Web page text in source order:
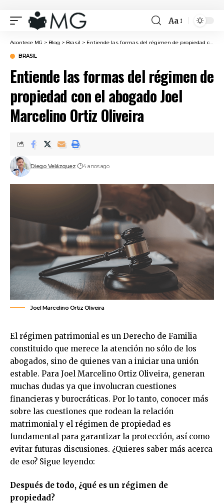
Font
Resizer
Aa
Acontece MG > Blog > Brasil > Entiende las formas del régimen de propiedad con el abogado Joel Marcelino Ortiz Oliveira
BRASIL
Entiende las formas del régimen de
propiedad con el abogado Joel
Marcelino Ortiz Oliveira
Diego Velázquez 4 anos ago
Joel Marcelino Ortiz Oliveira
El régimen patrimonial es un Derecho de Familia
constituido que merece la atención no sólo de los
abogados, sino de quienes van a iniciar una unión
estable. Para Joel Marcelino Ortiz Oliveira, generan
muchas dudas ya que involucran cuestiones
financieras y burocráticas. Por lo tanto, conocer más
sobre las cuestiones que rodean la relación
matrimonial y el régimen de propiedad es
fundamental para garantizar la protección, así como
evitar futuras discusiones. ¿Quieres saber más acerca
de eso? Sigue leyendo:
Después de todo, ¿qué es un régimen de
propiedad?